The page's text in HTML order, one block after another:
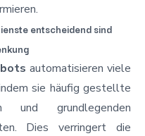
entscheidend sind
automatisieren viele
sie häufig gestellte
und grundlegenden
Dies verringert die